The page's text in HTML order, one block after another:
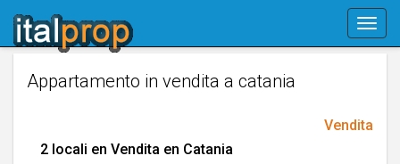
navigation
Appartamento in vendita a catania
Vendita
2 locali en Vendita en Catania